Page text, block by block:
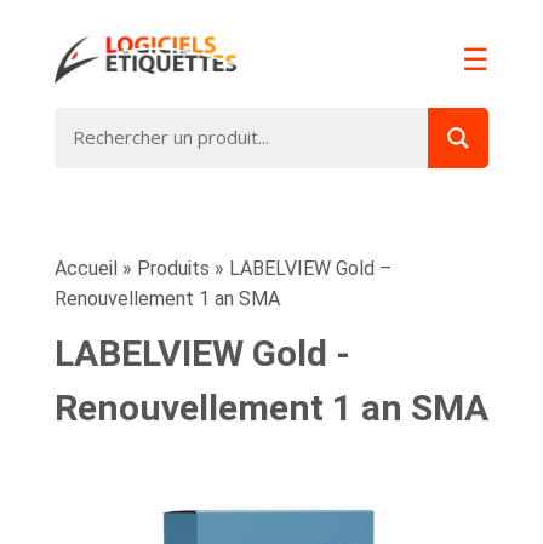
☰
Accueil » Produits » LABELVIEW Gold –
Renouvellement 1 an SMA
LABELVIEW Gold -
Renouvellement 1 an SMA